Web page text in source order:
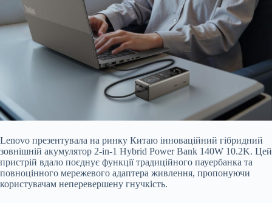
Lenovo презентувала на ринку Китаю інноваційний гібридний
зовнішній акумулятор 2-in-1 Hybrid Power Bank 140W 10.2K. Цей
пристрій вдало поєднує функції традиційного пауербанка та
повноцінного мережевого адаптера живлення, пропонуючи
користувачам неперевершену гнучкість.